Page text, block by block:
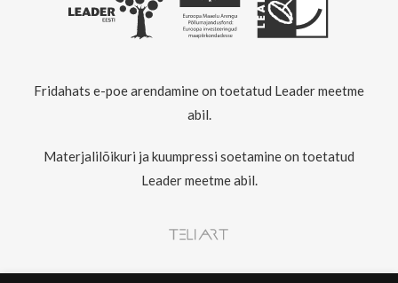
Fridahats e-poe arendamine on toetatud Leader meetme
abil.
Materjalilõikuri ja kuumpressi soetamine on toetatud
Leader meetme abil.